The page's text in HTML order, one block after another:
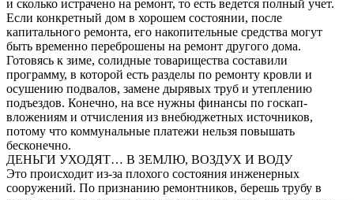
и сколько истрачено на ремонт, то есть ведется полный учет.
Если конкретный дом в хорошем состоянии, после
капитального ремонта, его накопительные средства могут
быть временно переброшены на ремонт другого дома.
Готовясь к зиме, солидные товарищества составили
программу, в которой есть разделы по ремонту кровли и
осушению подвалов, замене дырявых труб и утеплению
подъездов. Конечно, на все нужны финансы по госкап-
вложениям и отчисления из внебюджетных источников,
потому что коммунальные платежи нельзя повышать
бесконечно.
ДЕНЬГИ УХОДЯТ… В ЗЕМЛЮ, ВОЗДУХ И ВОДУ
Это происходит из-за плохого состояния инженерных
сооружений. По признанию ремонтников, берешь трубу в